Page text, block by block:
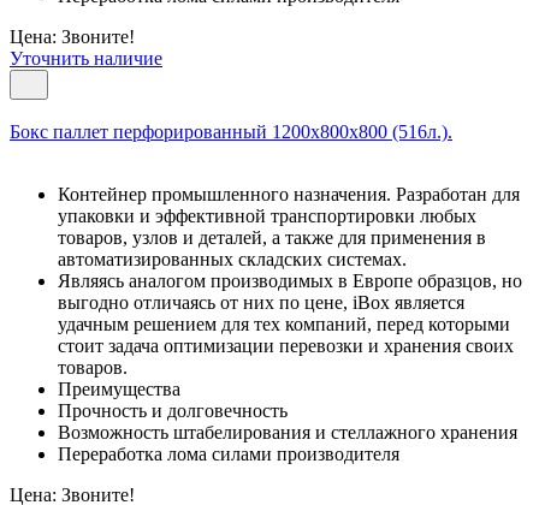
Цена: Звоните!
Уточнить наличие
Бокс паллет перфорированный 1200х800х800 (516л.).
Контейнер промышленного назначения. Разработан для
упаковки и эффективной транспортировки любых
товаров, узлов и деталей, а также для применения в
автоматизированных складских системах.
Являясь аналогом производимых в Европе образцов, но
выгодно отличаясь от них по цене, iBox является
удачным решением для тех компаний, перед которыми
стоит задача оптимизации перевозки и хранения своих
товаров.
Преимущества
Прочность и долговечность
Возможность штабелирования и стеллажного хранения
Переработка лома силами производителя
Цена: Звоните!